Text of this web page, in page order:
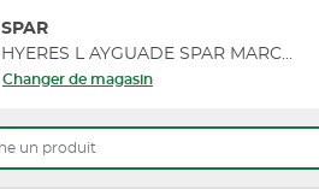
SPAR
HYERES L AYGUADE SPAR MARCHE
Changer de magasin